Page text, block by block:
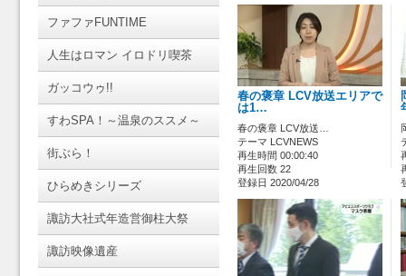
ファファFUNTIME
人生はロマン イロドリ喫茶
ガッコウゥ!!
すわSPA！～温泉のススメ～
街ぶら！
ひらめきシリーズ
諏訪大社式年造営御柱大祭
諏訪映像遺産
春の褒章 LCV放送エリアで
は1…
春の褒章 LCV放送…
テーマ LCVNEWS
再生時間 00:00:40
再生回数 22
登録日 2020/04/28